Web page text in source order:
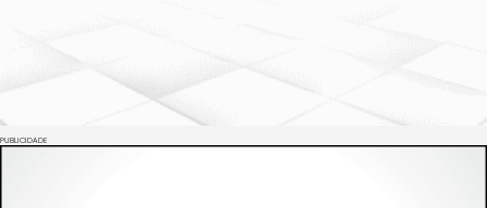
PUBLICIDADE